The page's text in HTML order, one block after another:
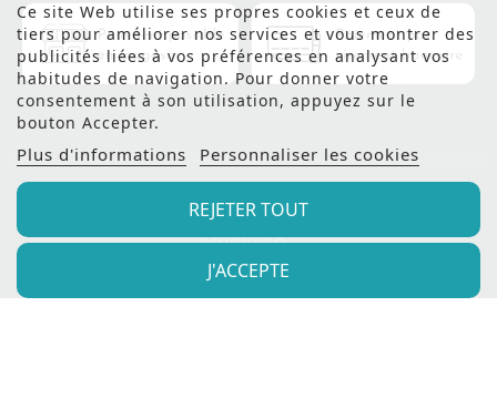
Ce site Web utilise ses propres cookies et ceux de
tiers pour améliorer nos services et vous montrer des
publicités liées à vos préférences en analysant vos
habitudes de navigation. Pour donner votre
consentement à son utilisation, appuyez sur le
bouton Accepter.
Plus d'informations Personnaliser les cookies
REJETER TOUT
J'ACCEPTE
© 2022 - Meubles Manil | Création de site internet
Produweb™